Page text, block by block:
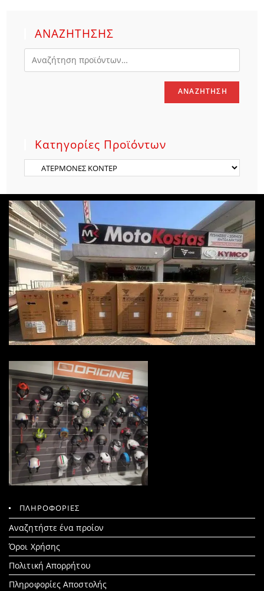
ΑΝΑΖΗΤΗΣΗΣ
ΑΝΑΖΉΤΗΣΗ
Κατηγορίες Προϊόντων
ΠΛΗΡΟΦΟΡΙΕΣ
Αναζητήστε ένα προίον
Search
for:
Όροι Χρήσης
Πολιτική Απορρήτου
Πληροφορίες Αποστολής